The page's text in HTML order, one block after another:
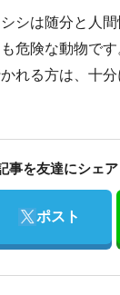
シは随分と人
危険な動物で
れる方は、十
事を友達にシェア
Twitter
ポスト